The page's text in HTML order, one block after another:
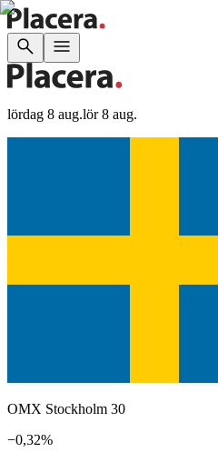
lördag 8 aug.lör 8 aug.
OMX Stockholm 30
−0,32%